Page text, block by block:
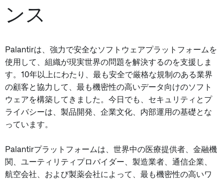
ンス
Palantirは、強力で安全なソフトウェアプラットフォームを
使用して、組織が現実世界の問題を解決するのを支援しま
す。10年以上にわたり、最も安全で厳格な規制のある業界
の顧客と協力して、最も機密性の高いデータ向けのソフト
ウェアを構築してきました。今日でも、セキュリティとプ
ライバシーは、製品開発、企業文化、内部運用の基礎とな
っています。
Palantirプラットフォームは、世界中の医療提供者、金融機
関、ユーティリティプロバイダー、製造業者、通信企業、
航空会社、および製薬会社によって、最も機密性の高いワ